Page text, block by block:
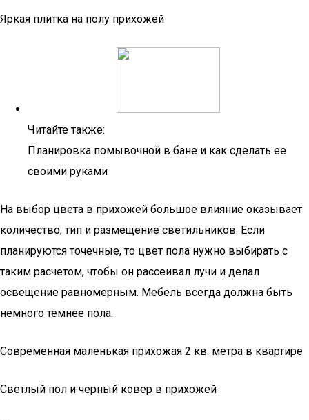
Яркая плитка на полу прихожей
Читайте также:
Планировка помывочной в бане и как сделать ее
своими руками
На выбор цвета в прихожей большое влияние оказывает
количество, тип и размещение светильников. Если
планируются точечные, то цвет пола нужно выбирать с
таким расчетом, чтобы он рассеивал лучи и делал
освещение равномерным. Мебель всегда должна быть
немного темнее пола.
Современная маленькая прихожая 2 кв. метра в квартире
Светлый пол и черный ковер в прихожей